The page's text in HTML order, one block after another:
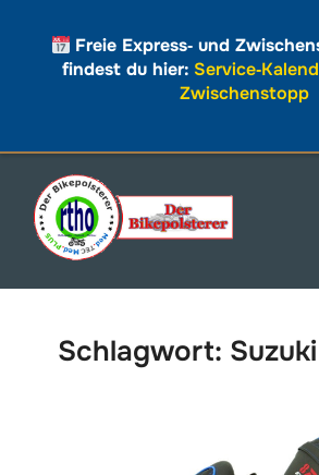
Inhalt
springen
Freie Express‑ und
findest du hier:
Zwischenstopp
Schlagwort: